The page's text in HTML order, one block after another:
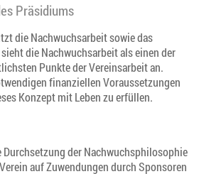
Präsidiums
die Nachwuchsarbeit sowie das
die Nachwuchsarbeit als einen der
Punkte der Vereinsarbeit an.
finanziellen Voraussetzungen
Konzept mit Leben zu erfüllen.
der Nachwuchsphilosophie
auf Zuwendungen durch Sponsoren